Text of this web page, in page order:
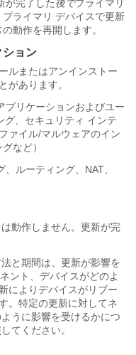
が完了した後でプライマリ
ライマリ デバイスで更新
動作を再開します。
ション
ルまたはアンインストー
があります。
プリケーションおよびユー
グ、セキュリティ インテ
ァイル/マルウェアのイン
など）
ルーティング、NAT、
動作しません。更新が完
と期間は、更新が影響を
ント、デバイスがどのよ
によりデバイスがリブー
。特定の更新に対してネ
うに影響を受けるかにつ
てください。